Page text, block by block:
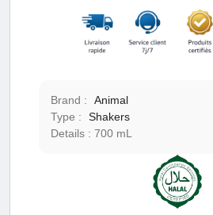
Brand :
Animal
Type :
Shakers
Details :
700 mL